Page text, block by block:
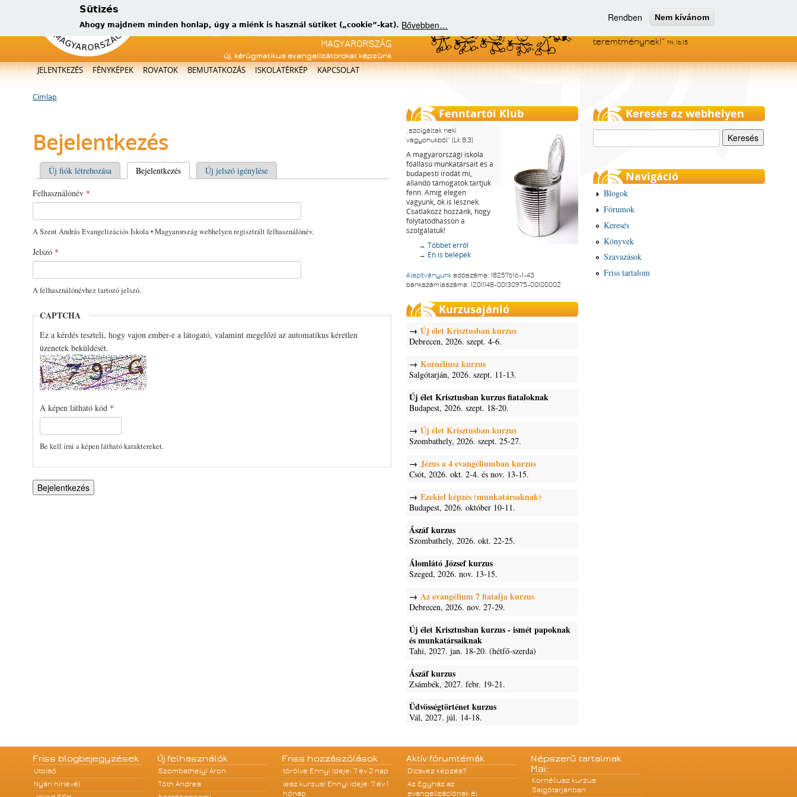
Sütizés
Ahogy majdnem minden honlap, úgy a miénk is használ sütiket („cookie”-kat). Bővebben…
Rendben Nem kívánom
új, kérügmatikus evangelizátorokat képzünk
Menjetek el az egész világra, és
teremtménynek!
Mk 16,15
Főmenü
JELENTKEZÉS FÉNYKÉPEK ROVATOK BEMUTATKOZÁS ISKOLATÉRKÉP KAPCSOLAT
Jelenlegi hely
Címlap
Bejelentkezés
Elsődleges fülek
Új fiók létrehozása Bejelentkezés (aktív fül)Új jelszó igénylése
Felhasználónév *
A Szent András Evangelizációs Iskola • Magyarország webhelyen regisztrált felhasználónév.
Jelszó *
A felhasználónévhez tartozó jelszó.
CAPTCHA
Ez a kérdés teszteli, hogy vajon ember-e a látogató, valamint megelőzi az automatikus kéretlen
üzenetek beküldését.
A képen látható kód *
Be kell írni a képen látható karaktereket.
Fenntartói Klub
szolgáltak neki
vagyonukból
(Lk 8,3)
A magyarországi iskola
főállású munkatársait és a
budapesti irodát mi,
állandó támogatók tartjuk
fenn. Amíg elegen
vagyunk, ők is lesznek.
Csatlakozz hozzánk, hogy
folytatódhasson a
szolgálatuk!
→ Többet erről
→ Én is belépek
Alapítványunk adószáma: 18257616-1-43
bankszámlaszáma: 12011148-00130975-00100002
Kurzusajánló
Új élet Krisztusban kurzus
Debrecen, 2026. szept. 4-6.
Kornéliusz kurzus
Salgótarján, 2026. szept. 11-13.
Új élet Krisztusban kurzus fiataloknak
Budapest, 2026. szept. 18-20.
Új élet Krisztusban kurzus
Szombathely, 2026. szept. 25-27.
Jézus a 4 evangéliumban kurzus
Csót, 2026. okt. 2-4. és nov. 13-15.
Ezekiel képzés (munkatársaknak)
Budapest, 2026. október 10-11.
Ászáf kurzus
Szombathely, 2026. okt. 22-25.
Álomlátó József kurzus
Szeged, 2026. nov. 13-15.
Az evangélium 7 fiatalja kurzus
Debrecen, 2026. nov. 27-29.
Új élet Krisztusban kurzus - ismét papoknak
és munkatársaiknak
Tahi, 2027. jan. 18-20. (hétfő-szerda)
Ászáf kurzus
Zsámbék, 2027. febr. 19-21.
Üdvösségtörténet kurzus
Vál, 2027. júl. 14-18.
Keresés az webhelyen
Navigáció
Blogok
Fórumok
Keresés
Könyvek
Szavazások
Friss tartalom
Friss blogbejegyzések
Utolsó
Nyári hírlevél
Új felhasználók
Szombathelyi Áron
Tóth Andrea
Friss hozzászólások
törölve Ennyi ideje: 7 év 2 nap
lesz kurzus! Ennyi ideje: 7 év 1
hónap
Aktív fórumtémák
Dicsvez képzés?
Az Egyház az
evangelizációnak él
Népszerű tartalmak
Mai:
Kornéliusz kurzus
Salgótarjánban